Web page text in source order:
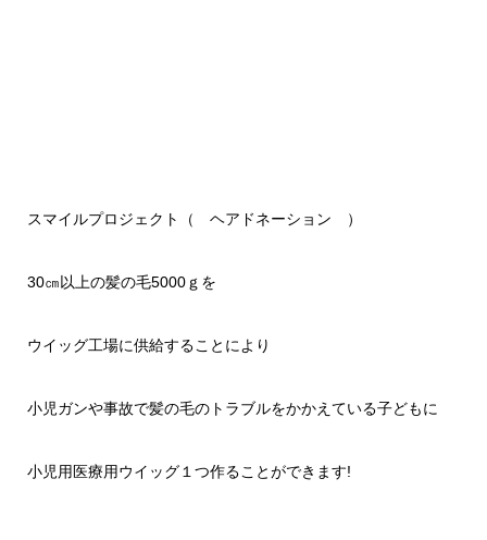
スマイルプロジェクト（ ヘアドネーション ）
30㎝以上の髪の毛5000ｇを
ウイッグ工場に供給することにより
小児ガンや事故で髪の毛のトラブルをかかえている子どもに
小児用医療用ウイッグ１つ作ることができます!